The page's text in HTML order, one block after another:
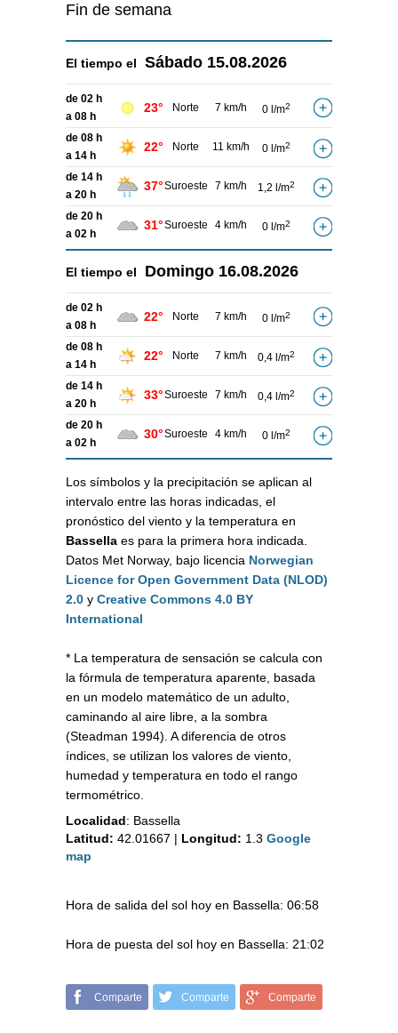
Fin de semana
El tiempo el Sábado 15.08.2026
de 02 h
a 08 h
23° Norte 7 km/h 0 l/m2
de 08 h
a 14 h
22° Norte 11 km/h 0 l/m2
de 14 h
a 20 h
37°Suroeste 7 km/h 1,2 l/m2
de 20 h
a 02 h
31°Suroeste 4 km/h 0 l/m2
El tiempo el Domingo 16.08.2026
de 02 h
a 08 h
22° Norte 7 km/h 0 l/m2
de 08 h
a 14 h
22° Norte 7 km/h 0,4 l/m2
de 14 h
a 20 h
33°Suroeste 7 km/h 0,4 l/m2
de 20 h
a 02 h
30°Suroeste 4 km/h 0 l/m2
Los símbolos y la precipitación se aplican al
intervalo entre las horas indicadas, el
pronóstico del viento y la temperatura en
Bassella es para la primera hora indicada.
Datos Met Norway, bajo licencia Norwegian
Licence for Open Government Data (NLOD)
2.0 y Creative Commons 4.0 BY
International
* La temperatura de sensación se calcula con
la fórmula de temperatura aparente, basada
en un modelo matemático de un adulto,
caminando al aire libre, a la sombra
(Steadman 1994). A diferencia de otros
índices, se utilizan los valores de viento,
humedad y temperatura en todo el rango
termométrico.
Localidad: Bassella
Latitud: 42.01667 | Longitud: 1.3 Google
map
Hora de salida del sol hoy en Bassella: 06:58
Hora de puesta del sol hoy en Bassella: 21:02
Comparte Comparte Comparte